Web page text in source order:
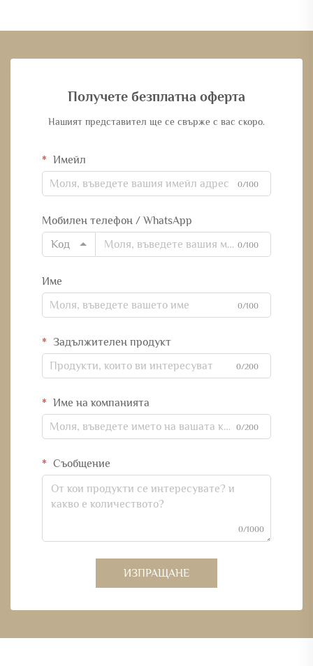
Получете безплатна оферта
Нашият представител ще се свърже с вас скоро.
Имейл
0/100
Мобилен телефон / WhatsApp
Код
0/100
Име
0/100
Задължителен продукт
0/200
Име на компанията
0/200
Съобщение
0/1000
ИЗПРАЩАНЕ